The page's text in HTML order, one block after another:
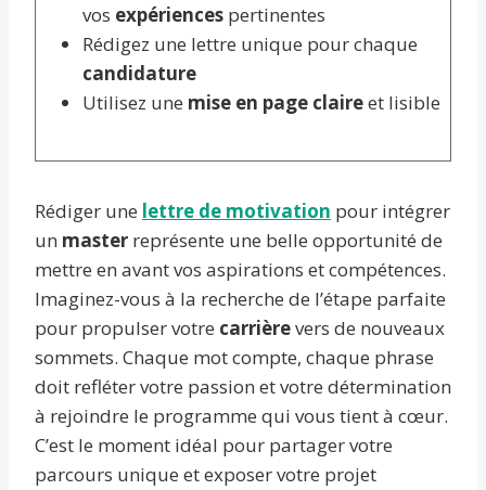
vos expériencespertinentes
Rédigez une lettre unique pour chaque
candidature
Utilisez une mise en page claireet lisible
Rédiger une lettre de motivation pour intégrer
un master représente une belle opportunité de
mettre en avant vos aspirations et compétences.
Imaginez-vous à la recherche de l’étape parfaite
pour propulser votre carrièrevers de nouveaux
sommets. Chaque mot compte, chaque phrase
doit refléter votre passion et votre détermination
à rejoindre le programme qui vous tient à cœur.
C’est le moment idéal pour partager votre
parcours unique et exposer votre projet